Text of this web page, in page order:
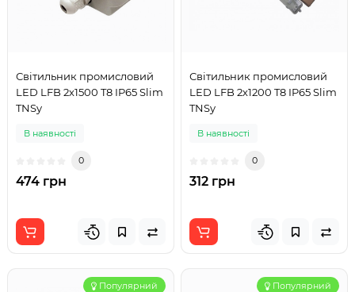
Світильник промисловий
LED LFB 2х1500 T8 IP65 Slim
TNSy
В наявності
0
474 грн
Світильник промисловий
LED LFB 2х1200 T8 IP65 Slim
TNSy
В наявності
0
312 грн
Популярний Популярний